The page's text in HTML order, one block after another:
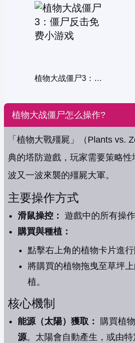
植物大战僵尸3：僵尸反击
植物大战僵尸怎么操作?
「植物大戰殭屍」（Plants vs.
典的塔防遊戲，玩家需要策略
波又一波來襲的殭屍大軍。
主要操作方式
滑鼠操控： 遊戲中的所有操
購買與種植：
點擊右上角的植物卡片進行
將購買的植物拖曳至草坪
植。
核心機制
能源（太陽）獲取： 購買植
源。太陽會自動產生，或由